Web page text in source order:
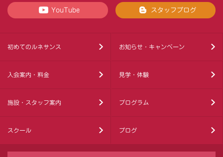
YouTube スタッフブログ
初めてのルネサンス お知らせ・キャンペーン
入会案内・料金 見学・体験
施設・スタッフ案内 プログラム
スクール ブログ